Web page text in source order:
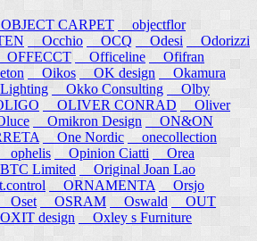
CARPET
objectflor
Occhio OCQ Odesi
Odorizzi
OFFECCT Officeline
Ofifran
Oikos OK design
Okamura
Okko Consulting
Olby
OLIVER CONRAD
Oliver
Omikron Design
ON&ON
One Nordic
onecollection
ophelis Opinion Ciatti
Orea
Limited
Original Joan Lao
ORNAMENTA
Orsjo
Oset OSRAM Oswald
OUT
design Oxley s Furniture